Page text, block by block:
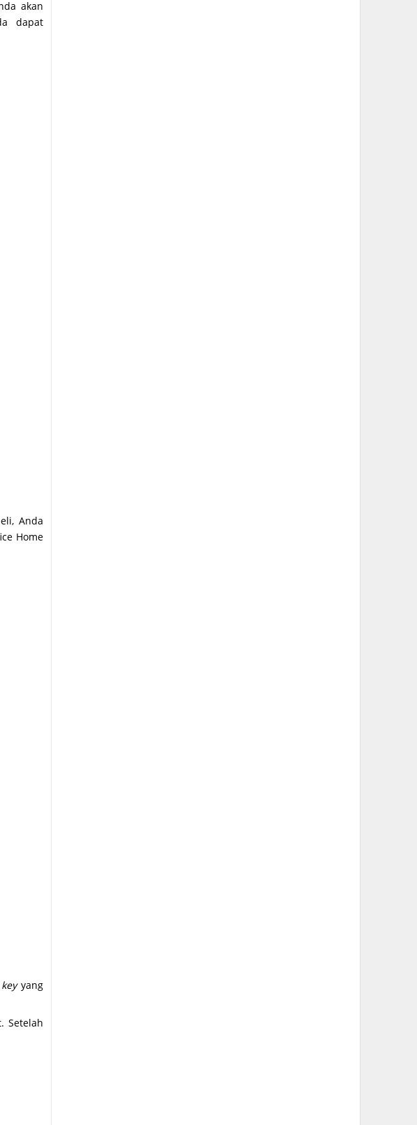
akan
dapat
Anda
Home
yang
Setelah